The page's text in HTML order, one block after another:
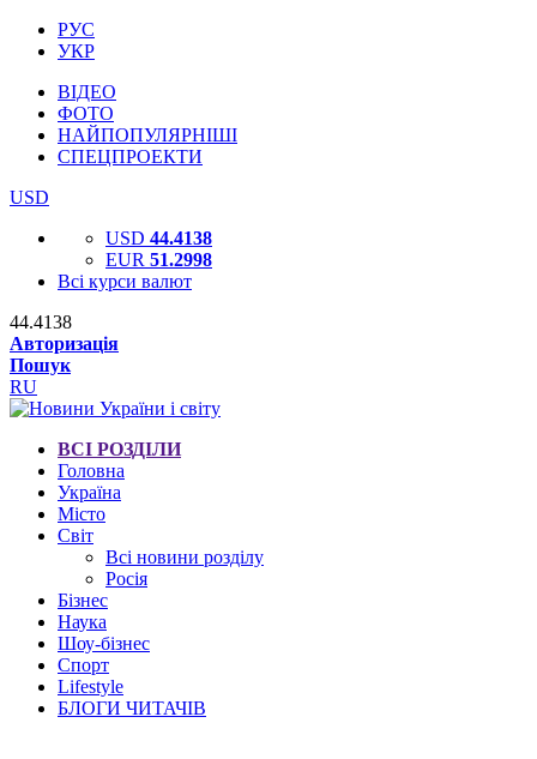
РУС
УКР
ВІДЕО
ФОТО
НАЙПОПУЛЯРНІШІ
СПЕЦПРОЕКТИ
USD
USD 44.4138
EUR 51.2998
Всі курси валют
44.4138
Авторизація
Пошук
RU
ВСІ РОЗДІЛИ
Головна
Україна
Місто
Світ
Всі новини розділу
Росія
Бізнес
Наука
Шоу-бізнес
Спорт
Lifestyle
БЛОГИ ЧИТАЧІВ